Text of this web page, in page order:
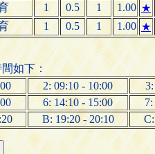
1 0.5 1 1.00 ★
1 0.5 1 1.00 ★
如下：
2: 09:10 - 10:00
6: 14:10 - 15:00 7:
B: 19:20 - 20:10